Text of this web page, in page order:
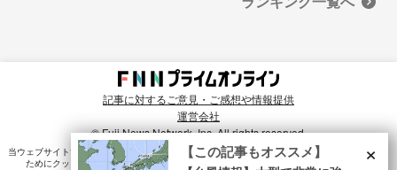
記事に対するご意見・ご感想や情報提供
運営会社
© Fuji News Network, Inc. All rights reserved.
当ウェブサイトでは、ユーザのニーズ・興味・関⼼に合致したコンテンツや広告配信を提供する
ためにクッキーを使⽤しています。詳細は、
プライバシーポリシー をご確認ください。×
【この記事もオススメ】